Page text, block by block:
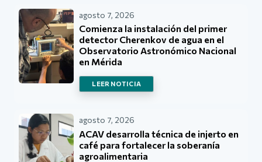
agosto 7, 2026
Comienza la instalación del primer
detector Cherenkov de agua en el
Observatorio Astronómico Nacional
en Mérida
LEER NOTICIA
agosto 7, 2026
ACAV desarrolla técnica de injerto en
café para fortalecer la soberanía
agroalimentaria